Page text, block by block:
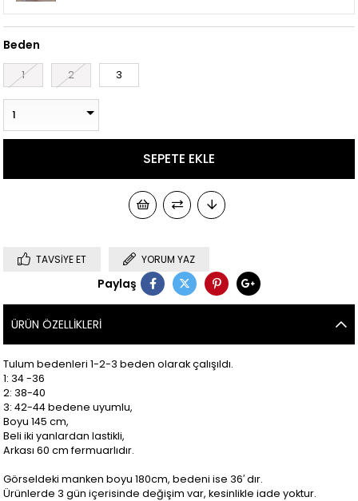
Beden
1 2 3
TAVSIYE ET YORUM YAZ
Paylaş
ÜRÜN ÖZELLIKLERI
Tulum bedenleri 1-2-3 beden olarak çalışıldı.
1: 34 -36
2: 38-40
3: 42-44 bedene uyumlu,
Boyu 145 cm,
Beli iki yanlardan lastikli,
Arkası 60 cm fermuarlıdır.
Görseldeki manken boyu 180cm, bedeni ise 36′ dır.
Ürünlerde 3 gün içerisinde değişim var, kesinlikle iade yoktur.